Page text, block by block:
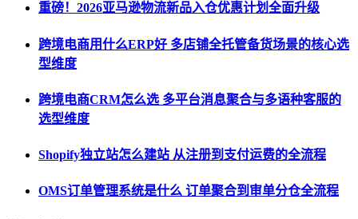
重磅！2026亚马逊物流新品入仓优惠计划全面升级
跨境电商用什么ERP好 多店铺全托管备货场景的核心选
型维度
跨境电商CRM怎么选 多平台消息聚合与多语种客服的
选型维度
Shopify独立站怎么建站 从注册到支付运费的全流程
OMS订单管理系统是什么 订单聚合到审单分仓全流程